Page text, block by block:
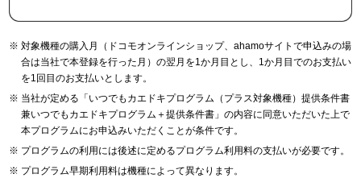
対象機種の購入月（ドコモオンラインショップ、ahamoサイトで申込みの場
合は当社で本登録を行った月）の翌月を1か月目とし、1か月目でのお支払い
を1回目のお支払いとします。
当社が定める「いつでもカエドキプログラム（プラス対象機種）提供条件書
兼いつでもカエドキプログラム＋提供条件書」の内容に同意いただいた上で
本プログラムにお申込みいただくことが条件です。
プログラムの利用には後述に定めるプログラム利用料の支払いが必要です。
プログラム早期利用料は機種によって異なります。